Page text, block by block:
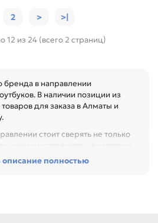
2 > >|
12 из 24 (всего 2 страниц)
бренда в направлении
В наличии позиции из
для заказа в Алматы и
стоит сверять не только
интерфейс, форм-фактор,
описание полностью